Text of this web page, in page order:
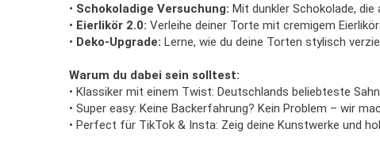
• Schokoladige Versuchung: Mit dunkler Schokolade,
• Eierlikör 2.0: Verleihe deiner Torte mit cremigem
• Deko-Upgrade: Lerne, wie du deine Torten stylisch
Warum du dabei sein solltest:
• Klassiker mit einem Twist: Deutschlands beliebteste
• Super easy: Keine Backerfahrung? Kein Problem – wir
• Perfect für TikTok & Insta: Zeig deine Kunstwerke und